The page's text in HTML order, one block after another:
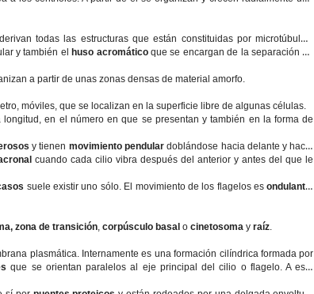
todas las estructuras que están constituidas por microtúbulos:
y también el huso acromáticoque se encargan de la separación de
a partir de unas zonas densas de material amorfo.
móviles, que se localizan en la superficie libre de algunas células.
en el número en que se presentan y también en la forma de
y tienen movimiento pendulardoblándose hacia delante y hacia
cuando cada cilio vibra después del anterior y antes del que le
suele existir uno sólo. El movimiento de los flagelos esondulante ,
zona de transición, corpúsculo basal o cinetosoma y raíz.
plasmática. Internamente es una formación cilíndrica formada por
que se orientan paralelos al eje principal del cilio o flagelo. A esta